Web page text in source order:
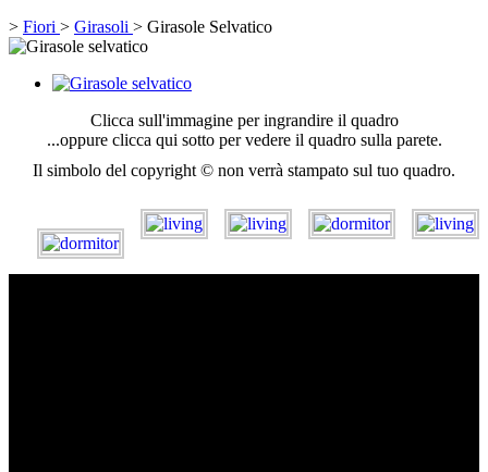
> Fiori > Girasoli > Girasole Selvatico
Clicca sull'immagine per ingrandire il quadro
...oppure clicca qui sotto per vedere il quadro sulla parete.
Il simbolo del copyright © non verrà stampato sul tuo quadro.